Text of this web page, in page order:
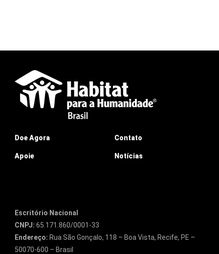
Doe Agora
Apoie
Contato
Notícias
Escritório Nacional
CNPJ: 65.171.860/0001-33
Endereço: Rua São Gonçalo, 118 – Boa Vista, Recife, PE –
50070-600 – Brasil